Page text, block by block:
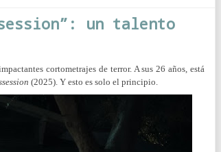
un talento
cortometrajes de terror. A sus 26 años, está
(2025). Y esto es solo el principio.